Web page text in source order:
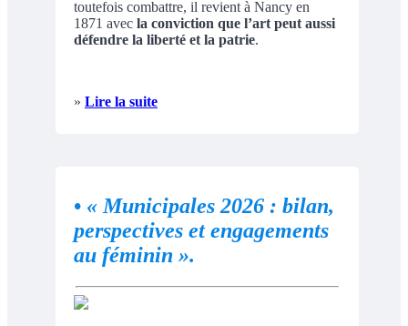
toutefois combattre, il revient à Nancy en
1871 avec la conviction que l’art peut aussi
défendre la liberté et la patrie.
» Lire la suite
• « Municipales 2026 : bilan,
perspectives et engagements
au féminin ».